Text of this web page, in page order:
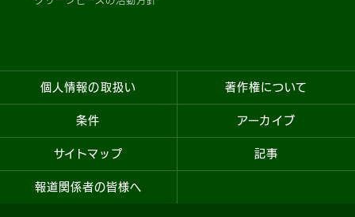
個人情報の取扱い 著作権について
条件 アーカイブ
サイトマップ 記事
報道関係者の皆様へ